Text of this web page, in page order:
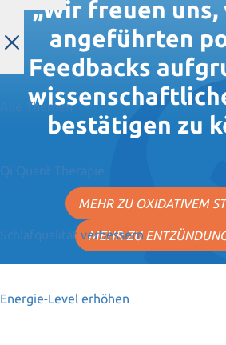
Alle Themen
Qi Quant Therapie
Schlafqualität verbessern
Energie-Level erhöhen
„Wir freuen
angeführten
Feedbacks
bestätigen zu
MEHR ZU OXIDATIVEM
MEHR ZU